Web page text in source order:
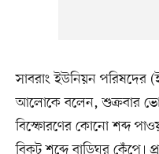
সাবরাং ইউনিয়ন পরিষদের
আলোকে বলেন, শুক্রবার
বিস্ফোরণের কোনো শব্দ